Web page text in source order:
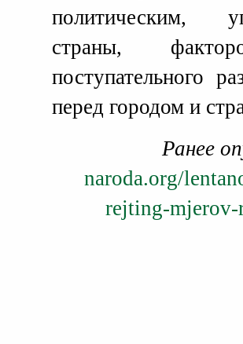
политическим,
страны,
поступательного
перед городом и
Ранее
naroda.org/
rejting-